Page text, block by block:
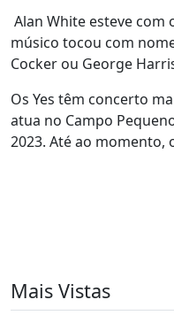
Alan White esteve com
músico tocou com
Cocker ou George
Os Yes têm concerto
atua no Campo
2023. Até ao momento,
Mais Vistas